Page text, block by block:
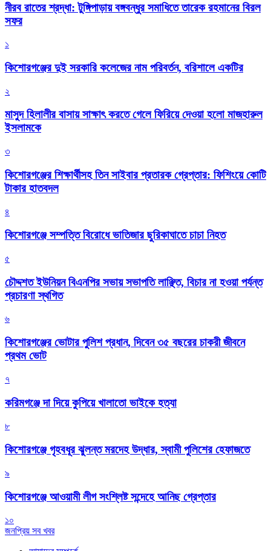
নীরব রাতের শ্রদ্ধা: টুঙ্গিপাড়ায় বঙ্গবন্ধুর সমাধিতে তারেক রহমানের বিরল
সফর
১
কিশোরগঞ্জের দুই সরকারি কলেজের নাম পরিবর্তন, বরিশালে একটির
২
মাসুদ হিলালীর বাসায় সাক্ষাৎ করতে গেলে ফিরিয়ে দেওয়া হলো মাজহারুল
ইসলামকে
৩
কিশোরগঞ্জের শিক্ষার্থীসহ তিন সাইবার প্রতারক গ্রেপ্তার: ফিশিংয়ে কোটি
টাকার হাতবদল
৪
কিশোরগঞ্জে সম্পত্তি বিরোধে ভাতিজার ছুরিকাঘাতে চাচা নিহত
৫
চৌদ্দশত ইউনিয়ন বিএনপির সভায় সভাপতি লাঞ্ছিত, বিচার না হওয়া পর্যন্ত
প্রচারণা স্থগিত
৬
কিশোরগঞ্জের ভোটার পুলিশ প্রধান, দিবেন ৩৫ বছরের চাকরী জীবনে
প্রথম ভোট
৭
করিমগঞ্জে দা দিয়ে কুপিয়ে খালাতো ভাইকে হত্যা
৮
কিশোরগঞ্জে গৃহবধূর ঝুলন্ত মরদেহ উদ্ধার, স্বামী পুলিশের হেফাজতে
৯
কিশোরগঞ্জে আওয়ামী লীগ সংশ্লিষ্ট সন্দেহে আনিছ গ্রেপ্তার
১০
জনপ্রিয় সব খবর